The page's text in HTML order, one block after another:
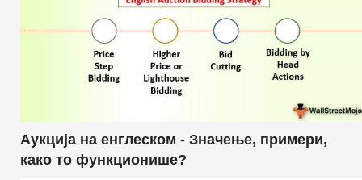
Аукција на енглеском - Значење, примери,
како то функционише?